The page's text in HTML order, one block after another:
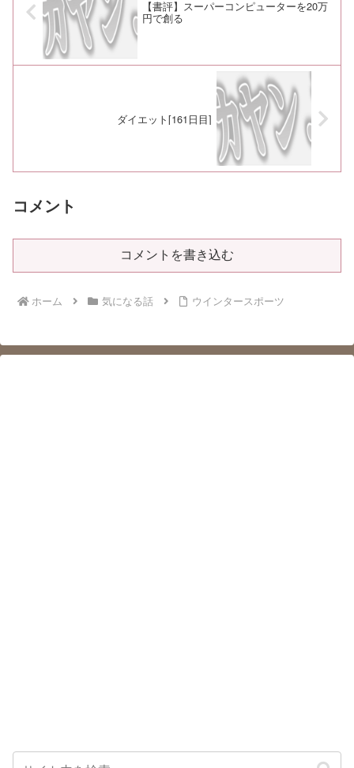
【書評】スーパーコンピューターを20万
円で創る
ダイエット[161日目]
コメント
コメントを書き込む
ホーム 気になる話 ウインタースポーツ